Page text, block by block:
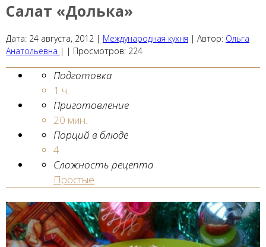
Салат «Долька»
Дата: 24 августа, 2012 | Международная кухня | Автор: Ольга
Анатольевна | | Просмотров: 224
Подготовка
1 ч.
Приготовление
20 мин.
Порций в блюде
4
Сложность рецепта
Простые